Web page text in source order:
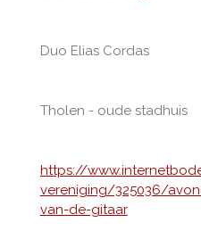
Duo Elias Cordas
Tholen - oude stadhuis
https://
vereniging/325036/
van-de-gitaar